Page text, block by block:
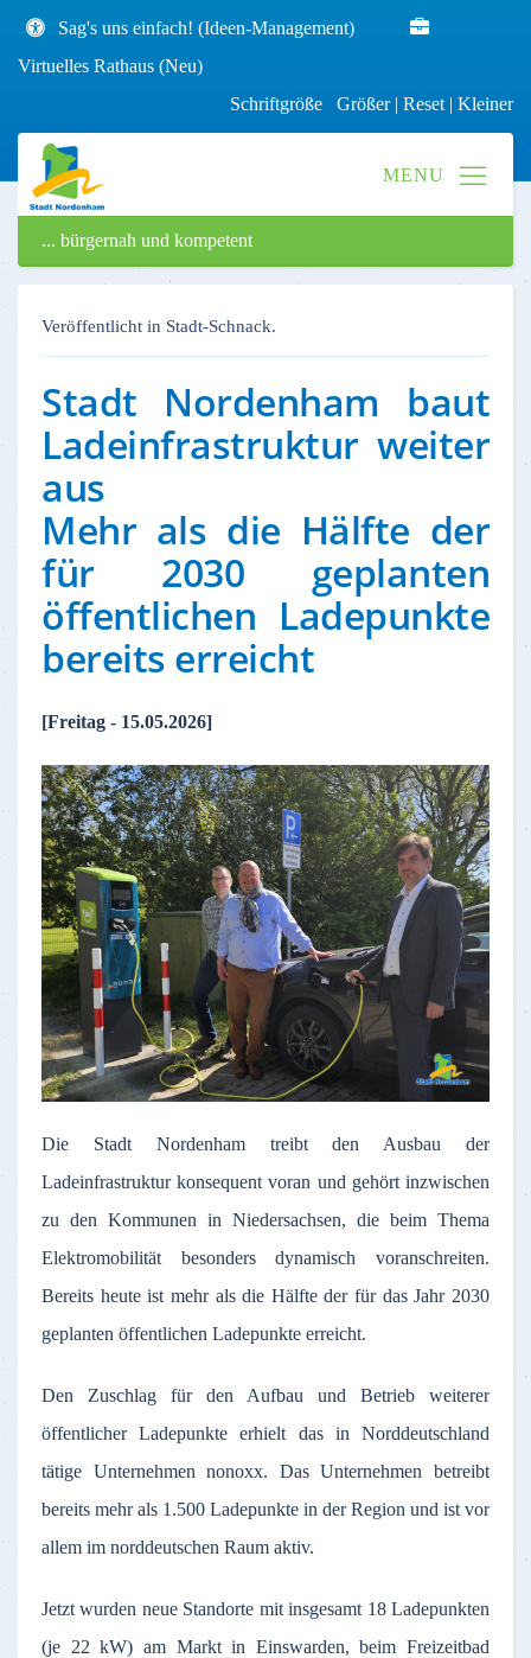
Sag's uns einfach! (Ideen-Management)
Virtuelles Rathaus (Neu)
Schriftgröße Größer| Reset | Kleiner
... bürgernah und kompetent
Veröffentlicht in Stadt-Schnack.
Stadt Nordenham baut
Ladeinfrastruktur weiter
aus
Mehr als die Hälfte der
für 2030 geplanten
öffentlichen Ladepunkte
bereits erreicht
[Freitag - 15.05.2026]
Die Stadt Nordenham treibt den Ausbau der
Ladeinfrastruktur konsequent voran und gehört inzwischen
zu den Kommunen in Niedersachsen, die beim Thema
Elektromobilität besonders dynamisch voranschreiten.
Bereits heute ist mehr als die Hälfte der für das Jahr 2030
geplanten öffentlichen Ladepunkte erreicht.
Den Zuschlag für den Aufbau und Betrieb weiterer
öffentlicher Ladepunkte erhielt das in Norddeutschland
tätige Unternehmen nonoxx. Das Unternehmen betreibt
bereits mehr als 1.500 Ladepunkte in der Region und ist vor
allem im norddeutschen Raum aktiv.
Jetzt wurden neue Standorte mit insgesamt 18 Ladepunkten
(je 22 kW) am Markt in Einswarden, beim Freizeitbad